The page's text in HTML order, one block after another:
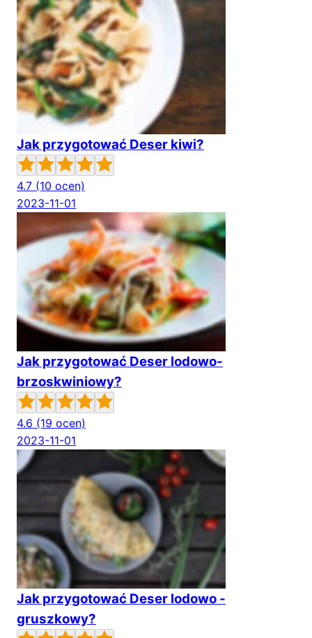
Jak przygotować Deser kiwi?
4.7 (10 ocen)
2023-11-01
Jak przygotować Deser lodowo-
brzoskwiniowy?
4.6 (19 ocen)
2023-11-01
Jak przygotować Deser lodowo -
gruszkowy?